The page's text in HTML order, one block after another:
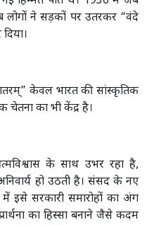
लोगों ने सड़कों पर उतरकर “वंदे
केवल भारत की सांस्कृतिक
चेतना का भी केंद्र है।
के साथ उभर रहा है,
हो उठती है। संसद के नए
इसे सरकारी समारोहों का अंग
का हिस्सा बनाने जैसे कदम